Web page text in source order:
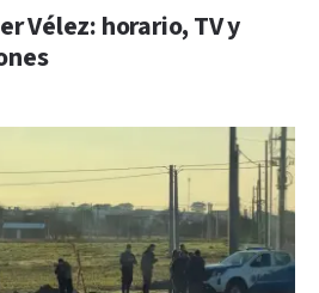
Vélez: horario, TV y